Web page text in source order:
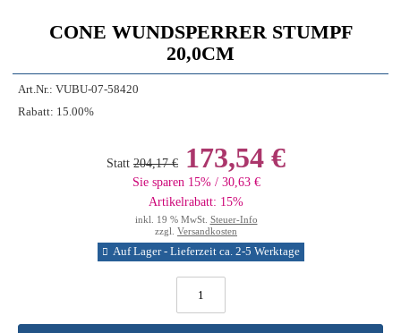
CONE WUNDSPERRER STUMPF
20,0CM
Art.Nr.: VUBU-07-58420
Rabatt: 15.00%
Statt 204,17 € 173,54 €
Sie sparen 15% / 30,63 €
Artikelrabatt: 15%
inkl. 19 % MwSt. Steuer-Info
zzgl. Versandkosten
Auf Lager - Lieferzeit ca. 2-5 Werktage